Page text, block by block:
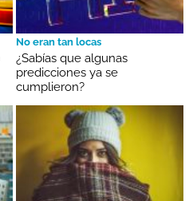
No eran tan locas
¿Sabías que algunas
predicciones ya se
cumplieron?